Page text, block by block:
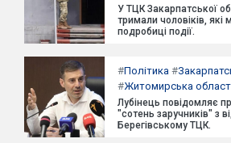
У ТЦК Закарпатської
тримали чоловіків, які
подробиці події.
#Політика #
#Житомирська
Лубінець повідомляє
"сотень заручників" з
Берегівському ТЦК.